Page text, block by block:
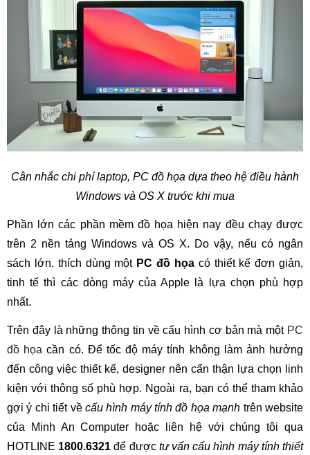
Cân nhắc chi phí laptop, PC đồ họa dựa theo hệ điều hành
Windows và OS X trước khi mua
Phần lớn các phần mềm đồ họa hiện nay đều chạy được
trên 2 nền tảng Windows và OS X. Do vậy, nếu có ngân
sách lớn. thích dùng một PC đồ họacó thiết kế đơn giản,
tinh tế thì các dòng máy của Apple là lựa chọn phù hợp
nhất.
Trên đây là những thông tin về cấu hình cơ bản mà một PC
đồ họa cần có. Để tốc độ máy tính không làm ảnh hưởng
đến công việc thiết kế, designer nên cẩn thận lựa chọn linh
kiện với thông số phù hợp. Ngoài ra, bạn có thể tham khảo
gợi ý chi tiết về cấu hình máy tính đồ họa mạnh trên website
của Minh An Computer hoặc liên hệ với chúng tôi qua
HOTLINE 1800.6321 để được tư vấn cấu hình máy tính thiết